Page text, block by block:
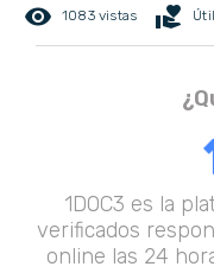
remove_red_eye 1083 vistas volunteer_activism
1DOC3 es la
verificados
online las 24